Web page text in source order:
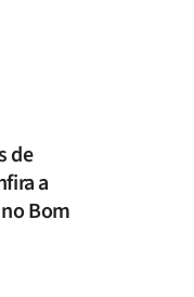
de
a
Bom